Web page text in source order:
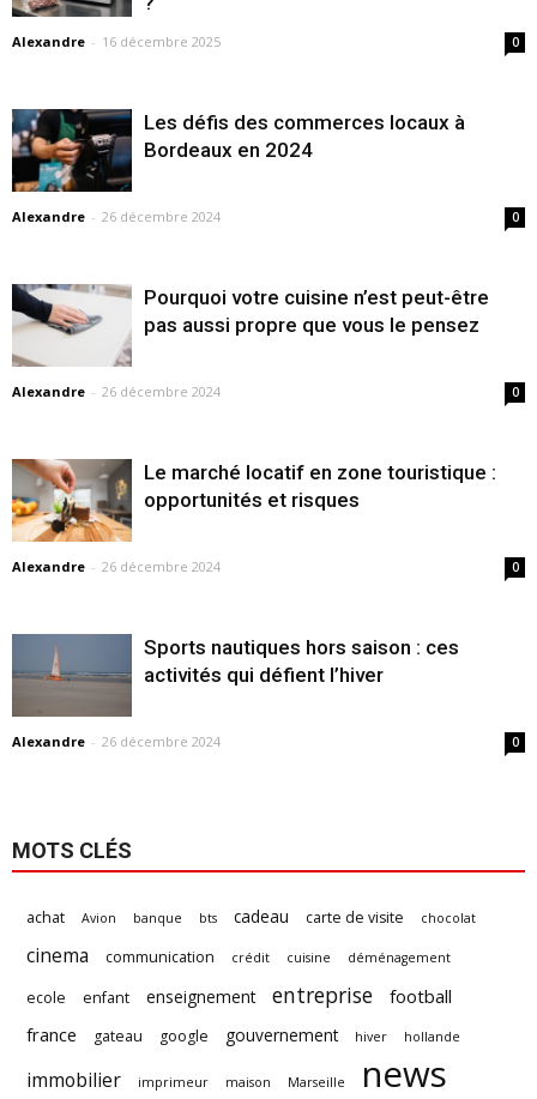
Alexandre - 16 décembre 2025 0
Les défis des commerces locaux à
Bordeaux en 2024
Alexandre - 26 décembre 2024 0
Pourquoi votre cuisine n’est peut-être
pas aussi propre que vous le pensez
Alexandre - 26 décembre 2024 0
Le marché locatif en zone touristique :
opportunités et risques
Alexandre - 26 décembre 2024 0
Sports nautiques hors saison : ces
activités qui défient l’hiver
Alexandre - 26 décembre 2024 0
MOTS CLÉS
achat Avion banque bts cadeau carte de visite chocolat
cinema communication crédit cuisine déménagement
ecole enfant enseignement entreprise
football
france
gateau google gouvernement hiver hollande
immobilier imprimeur maison Marseille news